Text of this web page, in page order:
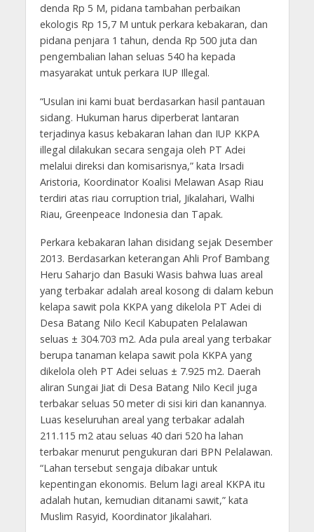
denda Rp 5 M, pidana tambahan perbaikan
ekologis Rp 15,7 M untuk perkara kebakaran, dan
pidana penjara 1 tahun, denda Rp 500 juta dan
pengembalian lahan seluas 540 ha kepada
masyarakat untuk perkara IUP Illegal.
“Usulan ini kami buat berdasarkan hasil pantauan
sidang. Hukuman harus diperberat lantaran
terjadinya kasus kebakaran lahan dan IUP KKPA
illegal dilakukan secara sengaja oleh PT Adei
melalui direksi dan komisarisnya,” kata Irsadi
Aristoria, Koordinator Koalisi Melawan Asap Riau
terdiri atas riau corruption trial, Jikalahari, Walhi
Riau, Greenpeace Indonesia dan Tapak.
Perkara kebakaran lahan disidang sejak Desember
2013. Berdasarkan keterangan Ahli Prof Bambang
Heru Saharjo dan Basuki Wasis bahwa luas areal
yang terbakar adalah areal kosong di dalam kebun
kelapa sawit pola KKPA yang dikelola PT Adei di
Desa Batang Nilo Kecil Kabupaten Pelalawan
seluas ± 304.703 m2. Ada pula areal yang terbakar
berupa tanaman kelapa sawit pola KKPA yang
dikelola oleh PT Adei seluas ± 7.925 m2. Daerah
aliran Sungai Jiat di Desa Batang Nilo Kecil juga
terbakar seluas 50 meter di sisi kiri dan kanannya.
Luas keseluruhan areal yang terbakar adalah
211.115 m2 atau seluas 40 dari 520 ha lahan
terbakar menurut pengukuran dari BPN Pelalawan.
“Lahan tersebut sengaja dibakar untuk
kepentingan ekonomis. Belum lagi areal KKPA itu
adalah hutan, kemudian ditanami sawit,” kata
Muslim Rasyid, Koordinator Jikalahari.